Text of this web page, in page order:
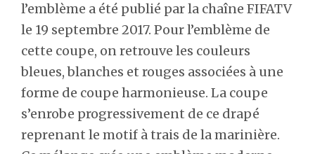
l’emblème a été publié par la chaîne FIFATV
le 19 septembre 2017. Pour l’emblème de
cette coupe, on retrouve les couleurs
bleues, blanches et rouges associées à une
forme de coupe harmonieuse. La coupe
s’enrobe progressivement de ce drapé
reprenant le motif à trais de la marinière.